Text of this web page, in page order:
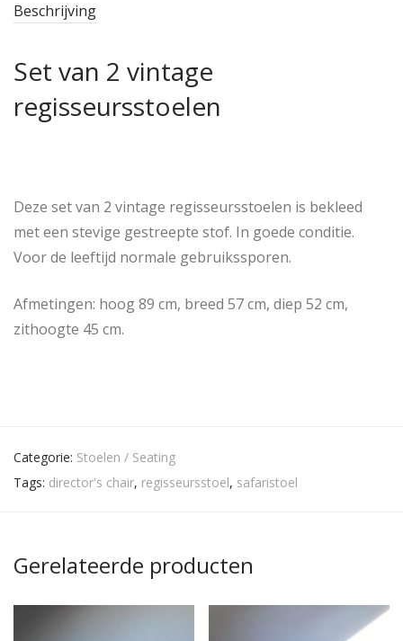
Beschrijving
Set van 2 vintage
regisseursstoelen
Deze set van 2 vintage regisseursstoelen is bekleed
met een stevige gestreepte stof. In goede conditie.
Voor de leeftijd normale gebruikssporen.
Afmetingen: hoog 89 cm, breed 57 cm, diep 52 cm,
zithoogte 45 cm.
Categorie: Stoelen / Seating
Tags: director's chair, regisseursstoel, safaristoel
Gerelateerde producten